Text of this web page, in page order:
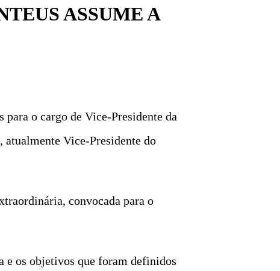
ASSUME A
o cargo de Vice-Presidente da
atualmente Vice-Presidente do
convocada para o
e os objetivos que foram definidos